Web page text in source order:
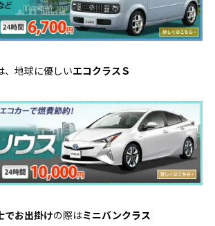
、地球に優しいエコクラスＳ
でお出掛けの際はミニバンクラス